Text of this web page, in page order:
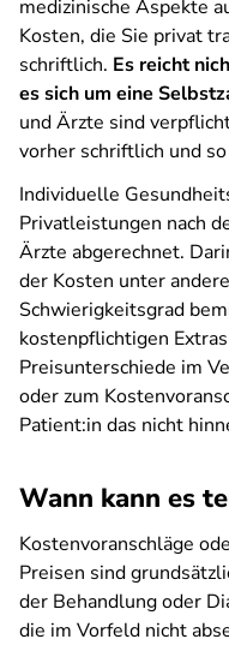
medizinische Aspekte
Kosten, die Sie privat
schriftlich. Es reicht
es sich um eine
und Ärzte sind
vorher schriftlich und
Individuelle
Privatleistungen nach
Ärzte abgerechnet.
der Kosten unter
Schwierigkeitsgrad
kostenpflichtigen
Preisunterschiede im
oder zum
Patient:in das nicht
Wann kann es
Kostenvoranschläge
Preisen sind
der Behandlung oder
die im Vorfeld nicht